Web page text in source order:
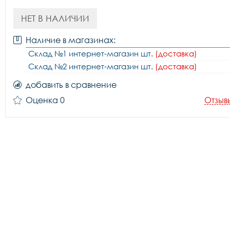
НЕТ В НАЛИЧИИ
Наличие в магазинах:
Склад №1 интернет-магазин шт. (доставка)
Склад №2 интернет-магазин шт. (доставка)
добавить в сравнение
Оценка 0